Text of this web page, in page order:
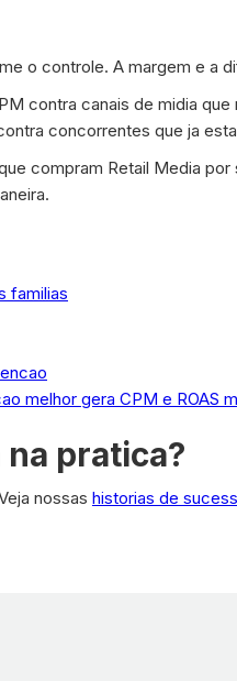
o controle. A margem e a
contra canais de midia
concorrentes que ja
compram Retail Media por
familias
melhor gera CPM e ROAS
pratica?
nossas historias de